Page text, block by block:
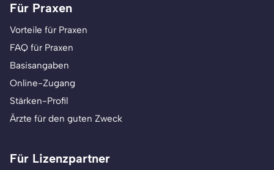
Für Praxen
Vorteile für Praxen
FAQ für Praxen
Basisangaben
Online-Zugang
Stärken-Profil
Ärzte für den guten Zweck
Für Lizenzpartner